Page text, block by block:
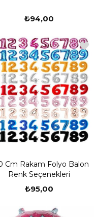
₺94,00
Cm Rakam Folyo Balon
Renk Seçenekleri
₺95,00